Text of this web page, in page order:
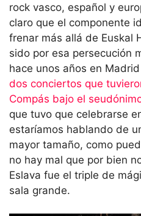
rock vasco, español y
claro que el componente
frenar más allá de Euskal
sido por esa persecución
hace unos años en
dos conciertos que
Compás bajo el
que tuvo que celebrarse
estaríamos hablando de
mayor tamaño, como
no hay mal que por bien
Eslava fue el triple de
sala grande.